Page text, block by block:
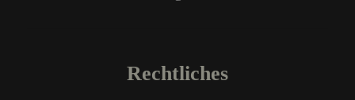
Rechtliches